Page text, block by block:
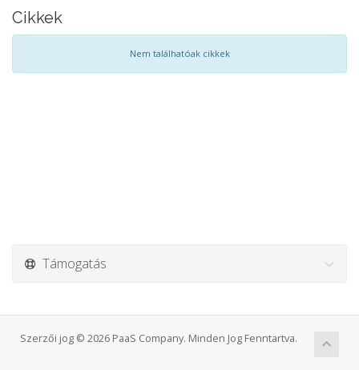
Cikkek
Nem találhatóak cikkek
Támogatás
Szerzői jog © 2026 PaaS Company. Minden Jog Fenntartva.